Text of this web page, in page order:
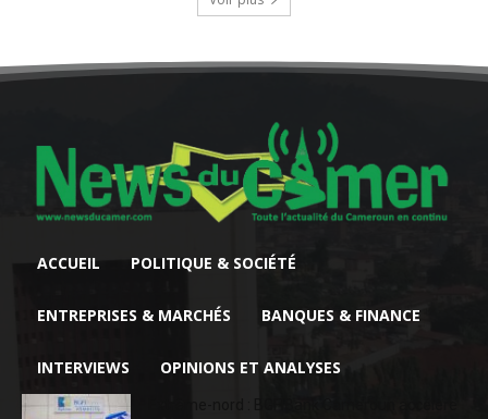
ACCUEIL POLITIQUE & SOCIÉTÉ
ENTREPRISES & MARCHÉS BANQUES & FINANCE
INTERVIEWS OPINIONS ET ANALYSES